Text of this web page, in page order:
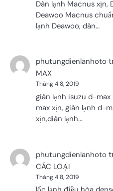
Dàn lạnh Macnus xịn,
Deawoo Macnus
lạnh Deawoo, dàn…
phutungdienlanhoto
MAX
Tháng 4 8, 2019
giàn lạnh isuzu d-
max xịn, giàn lạnh d-
xịn,diàn lạnh…
phutungdienlanhoto
CÁC LOẠI
Tháng 4 8, 2019